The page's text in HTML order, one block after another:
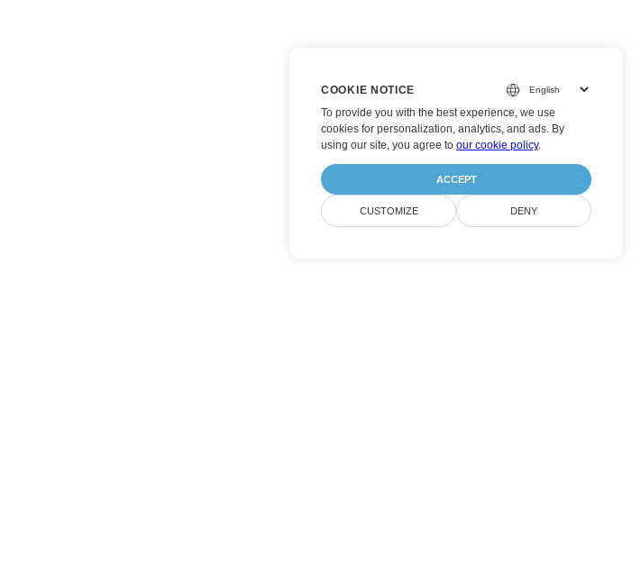
COOKIE NOTICE
To provide you with the best experience, we use
cookies for personalization, analytics, and ads. By
using our site, you agree to our cookie policy.
ACCEPT
CUSTOMIZE DENY